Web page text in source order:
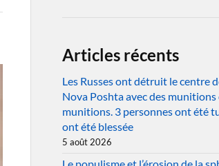
Articles récents
Les Russes ont détruit le centre
Nova Poshta avec des munitions
munitions. 3 personnes ont été
ont été blessée
5 août 2026